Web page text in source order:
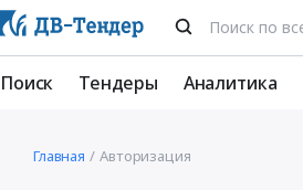
Поиск Тендеры Аналитика
Главная Авторизация